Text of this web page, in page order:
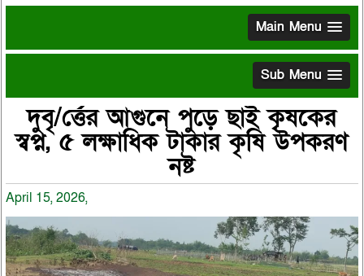
Main Menu
Sub Menu
দুবৃ/র্ত্তের আগুনে পুড়ে ছাই কৃষকের
স্বপ্ন, ৫ লক্ষাধিক টাকার কৃষি উপকরণ
নষ্ট
April 15, 2026,